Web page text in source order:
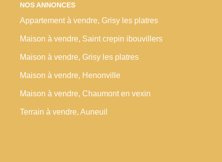
NOS ANNONCES
Appartement à vendre, Grisy les platres
Maison à vendre, Saint crepin ibouvillers
Maison à vendre, Grisy les platres
Maison à vendre, Henonville
Maison à vendre, Chaumont en vexin
Terrain à vendre, Auneuil